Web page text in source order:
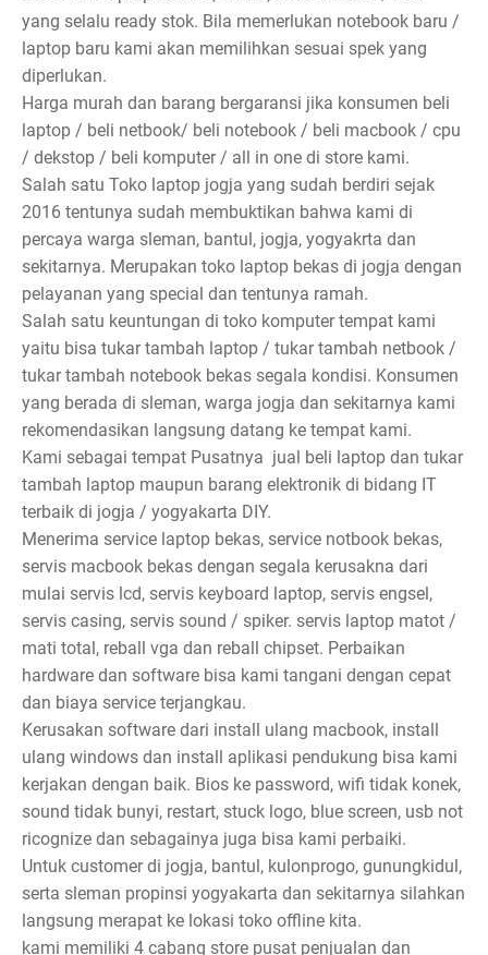
yang selalu ready stok. Bila memerlukan notebook baru /
laptop baru kami akan memilihkan sesuai spek yang
diperlukan.
Harga murah dan barang bergaransi jika konsumen beli
laptop / beli netbook/ beli notebook / beli macbook / cpu
/ dekstop / beli komputer / all in one di store kami.
Salah satu Toko laptop jogja yang sudah berdiri sejak
2016 tentunya sudah membuktikan bahwa kami di
percaya warga sleman, bantul, jogja, yogyakrta dan
sekitarnya. Merupakan toko laptop bekas di jogja dengan
pelayanan yang special dan tentunya ramah.
Salah satu keuntungan di toko komputer tempat kami
yaitu bisa tukar tambah laptop / tukar tambah netbook /
tukar tambah notebook bekas segala kondisi. Konsumen
yang berada di sleman, warga jogja dan sekitarnya kami
rekomendasikan langsung datang ke tempat kami.
Kami sebagai tempat Pusatnya jual beli laptop dan tukar
tambah laptop maupun barang elektronik di bidang IT
terbaik di jogja / yogyakarta DIY.
Menerima service laptop bekas, service notbook bekas,
servis macbook bekas dengan segala kerusakna dari
mulai servis lcd, servis keyboard laptop, servis engsel,
servis casing, servis sound / spiker. servis laptop matot /
mati total, reball vga dan reball chipset. Perbaikan
hardware dan software bisa kami tangani dengan cepat
dan biaya service terjangkau.
Kerusakan software dari install ulang macbook, install
ulang windows dan install aplikasi pendukung bisa kami
kerjakan dengan baik. Bios ke password, wifi tidak konek,
sound tidak bunyi, restart, stuck logo, blue screen, usb not
ricognize dan sebagainya juga bisa kami perbaiki.
Untuk customer di jogja, bantul, kulonprogo, gunungkidul,
serta sleman propinsi yogyakarta dan sekitarnya silahkan
langsung merapat ke lokasi toko offline kita.
kami memiliki 4 cabang store pusat penjualan dan